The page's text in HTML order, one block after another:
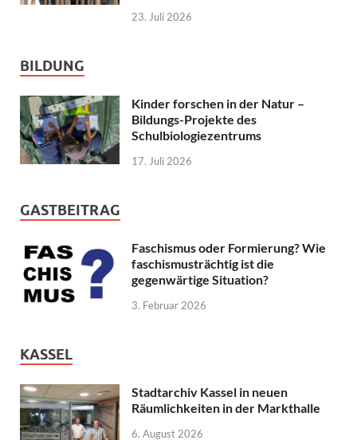
23. Juli 2026
BILDUNG
Kinder forschen in der Natur –
Bildungs-Projekte des
Schulbiologiezentrums
17. Juli 2026
GASTBEITRAG
Faschismus oder Formierung? Wie
faschismusträchtig ist die
gegenwärtige Situation?
3. Februar 2026
KASSEL
Stadtarchiv Kassel in neuen
Räumlichkeiten in der Markthalle
6. August 2026